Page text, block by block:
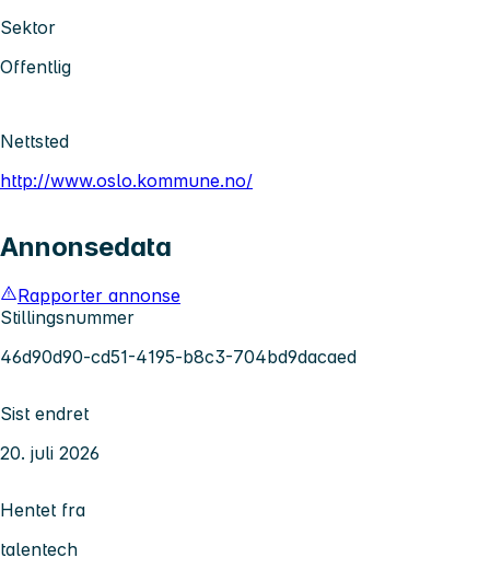
Sektor
Offentlig
Nettsted
http://www.oslo.kommune.no/
Annonsedata
Rapporter annonse
Stillingsnummer
46d90d90-cd51-4195-b8c3-704bd9dacaed
Sist endret
20. juli 2026
Hentet fra
talentech